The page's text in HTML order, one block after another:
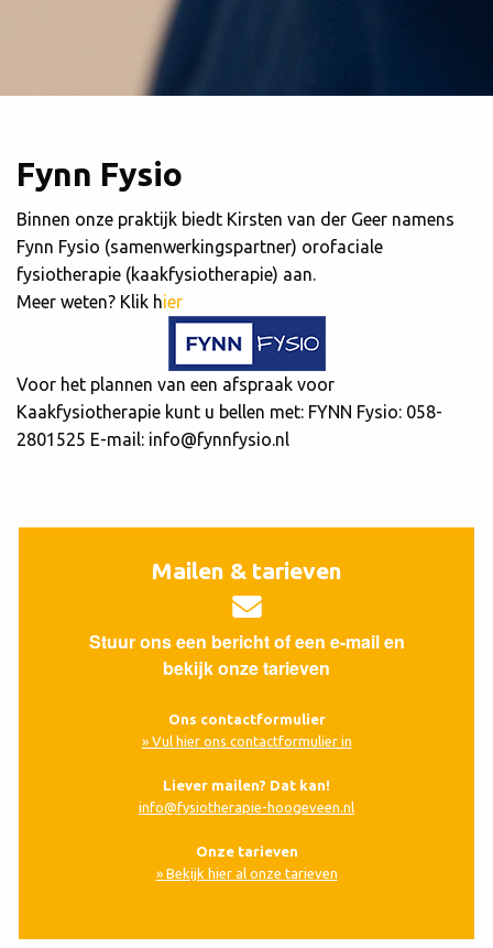
Fynn Fysio
Binnen onze praktijk biedt Kirsten van der Geer namens
Fynn Fysio (samenwerkingspartner) orofaciale
fysiotherapie (kaakfysiotherapie) aan.
Meer weten? Klik hier
Voor het plannen van een afspraak voor
Kaakfysiotherapie kunt u bellen met: FYNN Fysio: 058-
2801525 E-mail: info@fynnfysio.nl
Mailen & tarieven
Stuur ons een bericht of een e-mail en
bekijk onze tarieven
Ons contactformulier
» Vul hier ons contactformulier in
Liever mailen? Dat kan!
info@fysiotherapie-hoogeveen.nl
Onze tarieven
» Bekijk hier al onze tarieven